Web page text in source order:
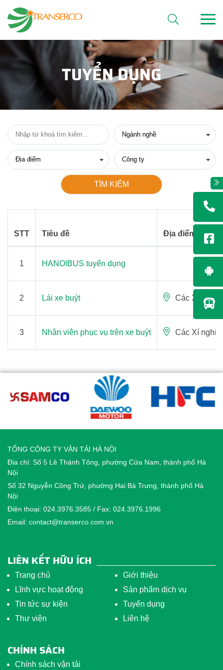
TUYỂN DỤNG
TÌM KIẾM
STT Tiêu đề Địa điểm
1 HANOIBUS tuyển dụng
2 Lái xe buýt Các Xí
3 Nhân viên phục vụ trên xe buýt Các Xí
TỔNG CÔNG TY VẬN TẢI HÀ NỘI
Địa chỉ: Số 5 Lê Thánh Tông, phường Cửa Nam, thành phố Hà
Nội
Số 32 Nguyễn Công Trứ, phường Hai Bà Trưng, thành phố Hà
Nội
Điện thoại: 024.3976.3585 / Fax: 024.3976.1996
Email: contact@transerco.com.vn
LIÊN KẾT HỮU ÍCH
Trang chủ
Giới thiệu
Lĩnh vực hoạt động
Sản phẩm dịch vụ
Tin tức sự kiện
Tuyển dụng
Thư viện
Liên hệ
CHÍNH SÁCH
Chính sách vận tải